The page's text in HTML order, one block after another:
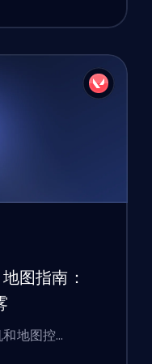
图指南：
地图控…